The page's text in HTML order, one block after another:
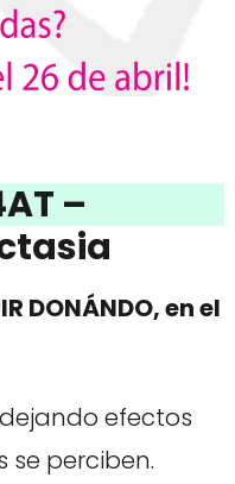
–
DONÁNDO, en el
efectos
se perciben.